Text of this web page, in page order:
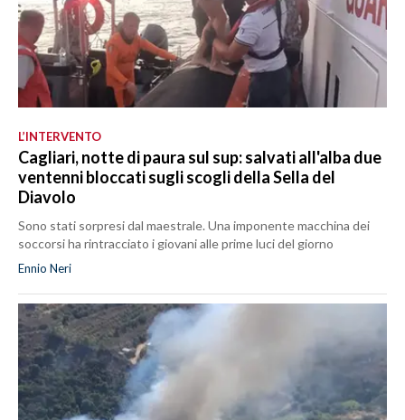
L’INTERVENTO
Cagliari, notte di paura sul sup: salvati all'alba due
ventenni bloccati sugli scogli della Sella del
Diavolo
Sono stati sorpresi dal maestrale. Una imponente macchina dei
soccorsi ha rintracciato i giovani alle prime luci del giorno
Ennio Neri